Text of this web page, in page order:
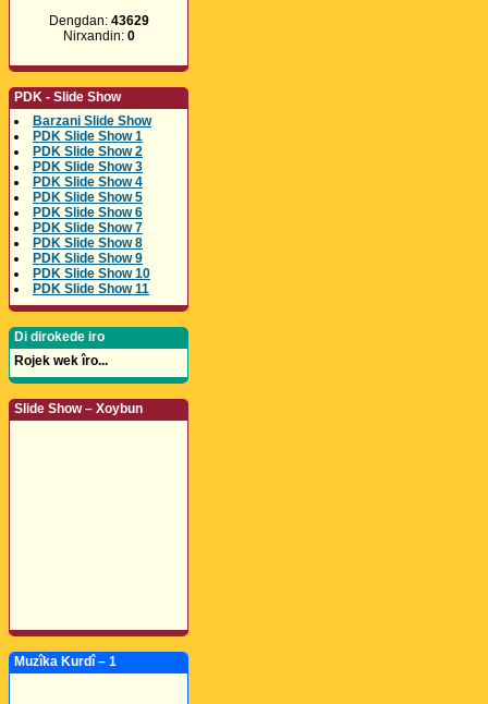
Dengdan: 43629
Nirxandin: 0
PDK - Slide Show
Barzani Slide Show
PDK Slide Show 1
PDK Slide Show 2
PDK Slide Show 3
PDK Slide Show 4
PDK Slide Show 5
PDK Slide Show 6
PDK Slide Show 7
PDK Slide Show 8
PDK Slide Show 9
PDK Slide Show 10
PDK Slide Show 11
Di dirokede iro
Rojek wek îro...
Slide Show – Xoybun
Muzîka Kurdî – 1